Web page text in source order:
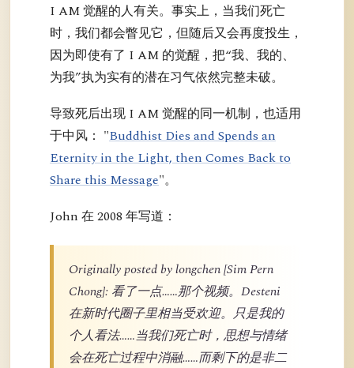
I AM 觉醒的人有关。事实上，当我们死亡
时，我们都会瞥见它，但随后又会再度投生，
因为即使有了 I AM 的觉醒，把“我、我的、
为我”执为实有的潜在习气依然完整未破。
导致死后出现 I AM 觉醒的同一机制，也适用
于中风： "Buddhist Dies and Spends an
Eternity in the Light, then Comes Back to
Share this Message"。
John 在 2008 年写道：
Originally posted by longchen [Sim Pern
Chong]: 看了一点……那个视频。Desteni
在新时代圈子里相当受欢迎。只是我的
个人看法……当我们死亡时，思想与情绪
会在死亡过程中消融……而剩下的是非二